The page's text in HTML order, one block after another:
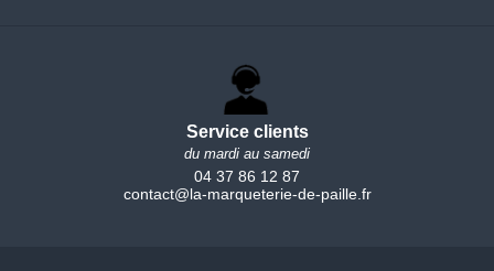
Service clients
du mardi au samedi
04 37 86 12 87
contact@la-marqueterie-de-paille.fr